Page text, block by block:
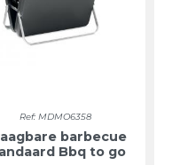
Ref: MDMO6358
barbecue
Bbq to go